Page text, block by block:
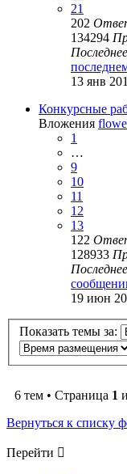
21
202
134294
13 янв
Конкурсные
Вложения
1
…
9
10
11
12
13
122
128933
19 июн
Показать темы за:
6 тем • Страница 1
Вернуться к списку
Перейти